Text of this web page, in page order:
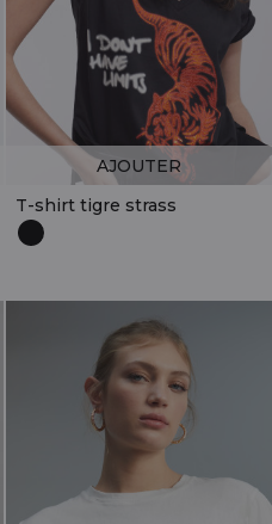
T-shirt tigre strass
AJOUTER